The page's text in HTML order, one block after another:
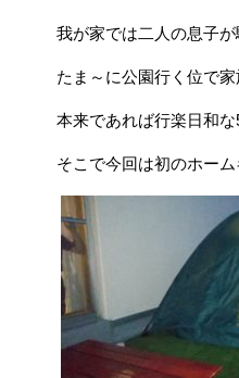
我が家では二人の息子が
たま～に公園行く位で
本来であれば行楽日和な
そこで今回は初のホーム